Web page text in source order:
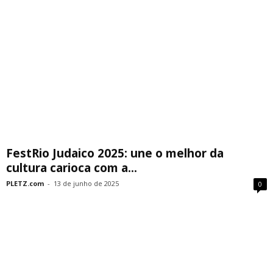
FestRio Judaico 2025: une o melhor da
cultura carioca com a...
PLETZ.com - 13 de junho de 2025 0